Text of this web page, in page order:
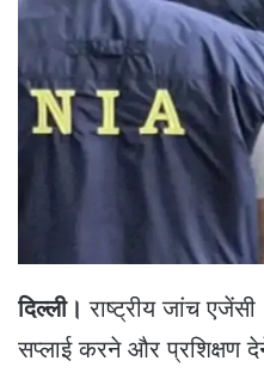
d
a
n
e
m
दिल्ली। राष्ट्रीय जांच
सप्लाई करने और प्रशिक्षण